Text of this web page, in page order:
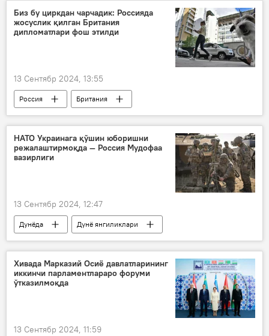
электр энергияси
Биз бу циркдан чарчадик: Россияда
жосуслик қилган Британия
дипломатлари фош этилди
13 Сентябр 2024, 13:55
Россия
Британия
Буюк Британия
Бирлашган Қироллик
разведка хизмати
ФХХ
Россия Федерал хавфсизлик хизмати (ФХХ)
НАТО Украинага қўшин юборишни
режалаштирмоқда — Россия Мудофаа
вазирлиги
13 Сентябр 2024, 12:47
Дунёда
Дунё янгиликлари
Россия
Украина
НАТО
Россиянинг Донбассдаги махсус ҳарбий операцияси
Хивада Марказий Осиё давлатларининг
иккинчи парламентлараро форуми
ўтказилмоқда
13 Сентябр 2024, 11:59